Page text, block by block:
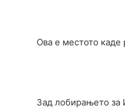
Ова е местото каде
Зад лобирањето за